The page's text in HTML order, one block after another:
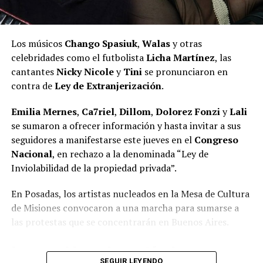
En tanto que, en Posadas, dejó plasmado junto a otros
artistas los murales que se encuentran en el skatepark
mirada sensorial y singular sobre el encuentro entre el
mundo europeo y el universo guaraní.
Escrita en 1995, la obra fue seleccionada en 1996 entre
las siete finalistas del reconocidoPremio Internacional
de Literatura Erótica La Sonrisa Vertical, convocado
por la editorial Tusquets de Barcelona, entre 149
Publicada posteriormente por laEditorial
Universitaria de la Universidad Nacional de
Misiones, recibió en 1997 el Premio Arandú.
Rodolfo Nicolás “Rolo” Capaccionació en Mercedes,
provincia de Buenos Aires, en 1944. Es licenciado en
La Platay reside en Misiones desde 1975, provincia en
Los músicos Chango Spasiuk, Walasy otras
celebridades como el futbolistaLicha Martínez, las
cantantesNicky NicoleyTinise pronunciaron en
contra deLey de Extranjerización.
Emilia Mernes, Ca7riel, Dillom, Dolorez FonziyLali
se sumaron a ofrecer información y hasta invitar a sus
seguidores a manifestarse este jueves en el Congreso
Nacional, en rechazo a la denominada “Ley de
Inviolabilidad de la propiedad privada”.
En Posadas, los artistas nucleados en la Mesa de Cultura
de Misiones convocaron a una marcha para sumarse a
las protestas que se concentrarán en Buenos Aires.
Los cambios y los artículos que
SEGUIR LEYENDO